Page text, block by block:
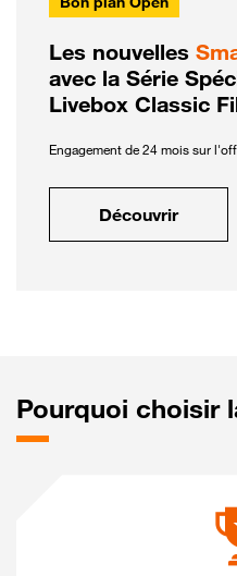
Les nouvelles
avec la Série
Livebox Classic
Engagement de 24 mois sur
Découvrir
Pourquoi choisir